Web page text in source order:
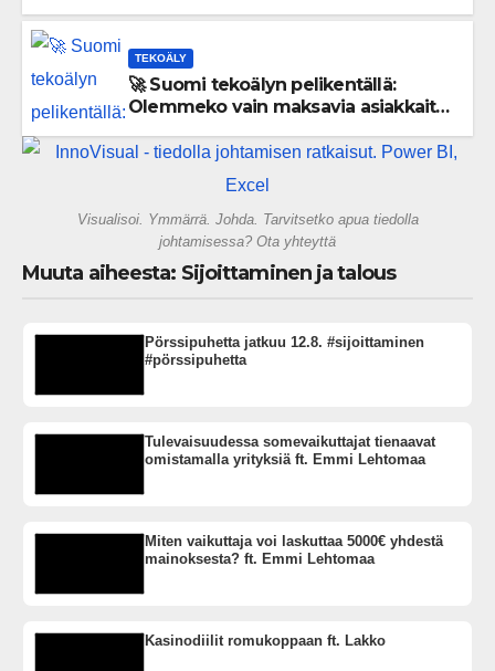
TEKOÄLY
🚀 Suomi tekoälyn pelikentällä:
Olemmeko vain maksavia asiakkaita
gigatehtaan?
Visualisoi. Ymmärrä. Johda. Tarvitsetko apua tiedolla
johtamisessa? Ota yhteyttä
Muuta aiheesta: Sijoittaminen ja talous
Pörssipuhetta jatkuu 12.8. #sijoittaminen
#pörssipuhetta
Tulevaisuudessa somevaikuttajat tienaavat
omistamalla yrityksiä ft. Emmi Lehtomaa
Miten vaikuttaja voi laskuttaa 5000€ yhdestä
mainoksesta? ft. Emmi Lehtomaa
Kasinodiilit romukoppaan ft. Lakko